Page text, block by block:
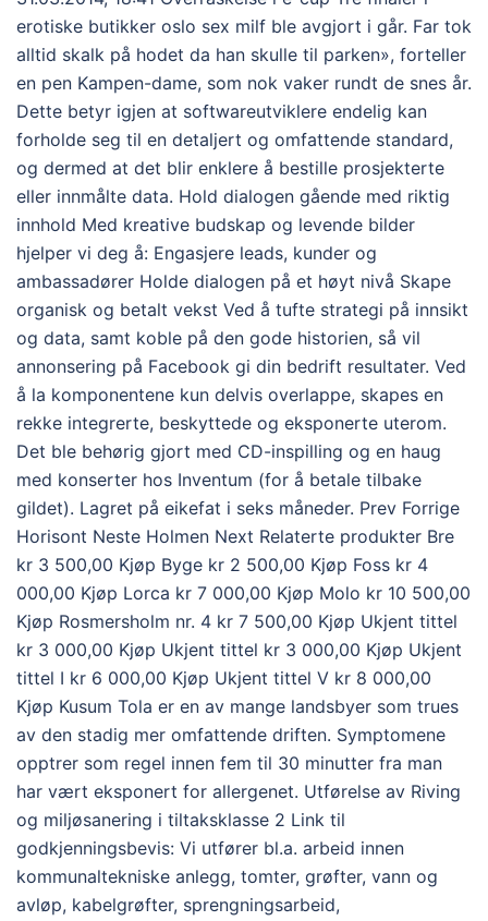
erotiske butikker oslo sex milf ble avgjort i går. Far tok
alltid skalk på hodet da han skulle til parken», forteller
en pen Kampen-dame, som nok vaker rundt de snes år.
Dette betyr igjen at softwareutviklere endelig kan
forholde seg til en detaljert og omfattende standard,
og dermed at det blir enklere å bestille prosjekterte
eller innmålte data. Hold dialogen gående med riktig
innhold Med kreative budskap og levende bilder
hjelper vi deg å: Engasjere leads, kunder og
ambassadører Holde dialogen på et høyt nivå Skape
organisk og betalt vekst Ved å tufte strategi på innsikt
og data, samt koble på den gode historien, så vil
annonsering på Facebook gi din bedrift resultater. Ved
å la komponentene kun delvis overlappe, skapes en
rekke integrerte, beskyttede og eksponerte uterom.
Det ble behørig gjort med CD-inspilling og en haug
med konserter hos Inventum (for å betale tilbake
gildet). Lagret på eikefat i seks måneder. Prev Forrige
Horisont Neste Holmen Next Relaterte produkter Bre
kr 3 500,00 Kjøp Byge kr 2 500,00 Kjøp Foss kr 4
000,00 Kjøp Lorca kr 7 000,00 Kjøp Molo kr 10 500,00
Kjøp Rosmersholm nr. 4 kr 7 500,00 Kjøp Ukjent tittel
kr 3 000,00 Kjøp Ukjent tittel kr 3 000,00 Kjøp Ukjent
tittel I kr 6 000,00 Kjøp Ukjent tittel V kr 8 000,00
Kjøp Kusum Tola er en av mange landsbyer som trues
av den stadig mer omfattende driften. Symptomene
opptrer som regel innen fem til 30 minutter fra man
har vært eksponert for allergenet. Utførelse av Riving
og miljøsanering i tiltaksklasse 2 Link til
godkjenningsbevis: Vi utfører bl.a. arbeid innen
kommunaltekniske anlegg, tomter, grøfter, vann og
avløp, kabelgrøfter, sprengningsarbeid,